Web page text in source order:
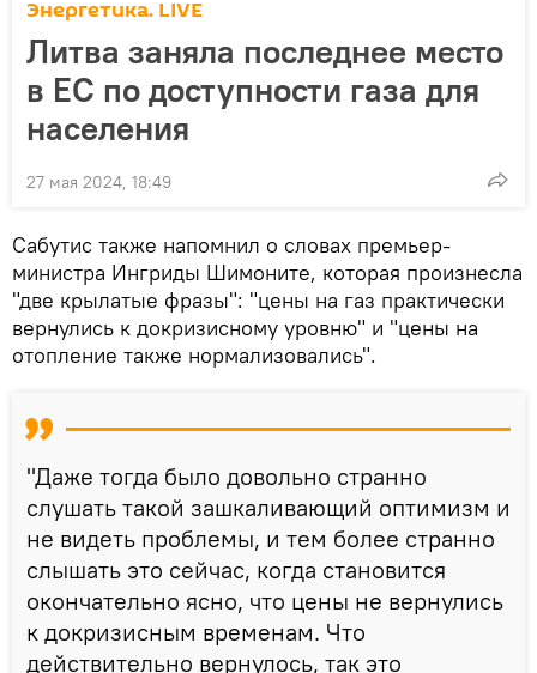
Энергетика. LIVE
Литва заняла последнее место
в ЕС по доступности газа для
населения
27 мая 2024, 18:49
Сабутис также напомнил о словах премьер-
министра Ингриды Шимоните, которая произнесла
"две крылатые фразы": "цены на газ практически
вернулись к докризисному уровню" и "цены на
отопление также нормализовались".
"Даже тогда было довольно странно
слушать такой зашкаливающий оптимизм и
не видеть проблемы, и тем более странно
слышать это сейчас, когда становится
окончательно ясно, что цены не вернулись
к докризисным временам. Что
действительно вернулось, так это